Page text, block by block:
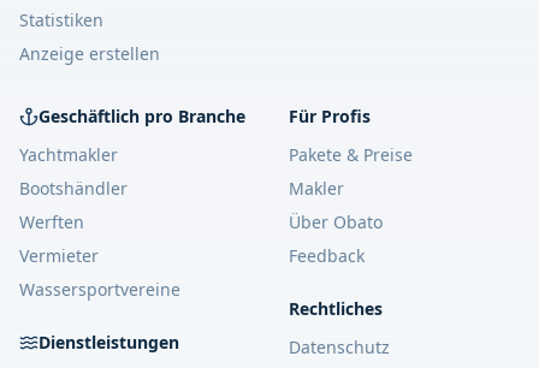
Statistiken
Anzeige erstellen
Geschäftlich pro Branche
Yachtmakler
Bootshändler
Werften
Vermieter
Wassersportvereine
Dienstleistungen
Für Profis
Pakete & Preise
Makler
Über Obato
Feedback
Rechtliches
Datenschutz